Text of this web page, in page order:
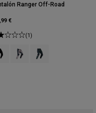
tiza.
Verde salvia.
Ranger Off-Road
€
(1)
swatch type of Negro.
Product swatch type of
Product swatch